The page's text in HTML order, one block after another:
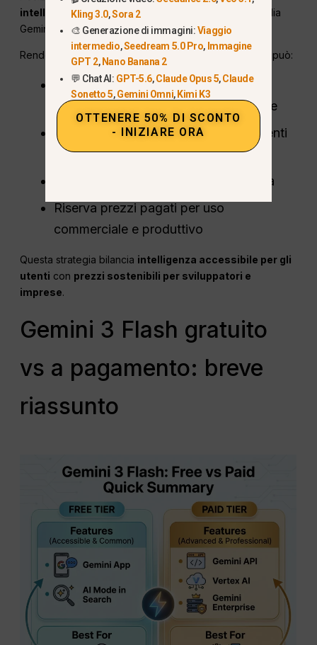
intelligence di frontiera più accessibile
nella famiglia
Gemini 3.
Rendendolo gratuito nei prodotti di consumo, Google può:
Migliora le esperienze quotidiane con
l'intelligenza artificiale a livello globale
Sostituisci i modelli più vecchi e più lenti
per impostazione predefinita
Raccogli feedback reali su larga scala
Riserva prezzi pagati per uso
commerciale e produttivo
Questa strategia bilancia intelligenza accessibile per gli
utenti con prezzi sostenibili per sviluppatori e
imprese.
Gemini 3 Flash gratuito
vs a pagamento: breve
riassunto
Kling 3.0,Sora 2
🎨 Generazione di immagini:Viaggio
intermedio,Seedream 5.0 Pro, Immagine
GPT 2,Nano Banana 2
💬 Chat AI: GPT-5.6,Claude Opus 5,Claude
Sonetto 5,Gemini Omni,Kimi K3
OTTENERE 50% DI SCONTO
- INIZIARE ORA